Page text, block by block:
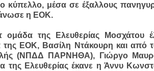
κύπελλο, μέσα σε έξαλλους
η ΕΟΚ.
ομάδα της Ελευθερίας Μοσχάτου
της ΕΟΚ, Βασίλη Ντάκουρη και από
(ΝΠΔΔ ΠΑΡΝΗΘΑ), Γιώργο
της Ελευθερίας έκανε η Άννυ